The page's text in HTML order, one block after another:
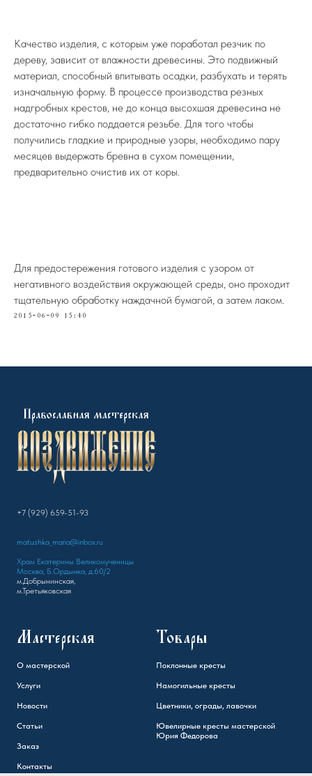
Качество изделия, с которым уже поработал резчик по
дереву, зависит от влажности древесины. Это подвижный
материал, способный впитывать осадки, разбухать и терять
изначальную форму. В процессе производства резных
надгробных крестов, не до конца высохшая древесина не
достаточно гибко поддается резьбе. Для того чтобы
получились гладкие и природные узоры, необходимо пару
месяцев выдержать бревна в сухом помещении,
предварительно очистив их от коры.
Для предостережения готового изделия с узором от
негативного воздействия окружающей среды, оно проходит
тщательную обработку наждачной бумагой, а затем лаком.
2015-06-09 15:40
+7 (929) 659-51-93
matushka_maria@inbox.ru
Храм Екатерины Великомученицы
Москва, Б.Ордынка, д.60/2
м.Добрынинская,
м.Третьяковская
Мастерская
О мастерской
Услуги
Новости
Статьи
Заказ
Контакты
Товары
Поклонные кресты
Намогильные кресты
Цветники, ограды, лавочки
Ювелирные кресты мастерской
Юрия Федорова